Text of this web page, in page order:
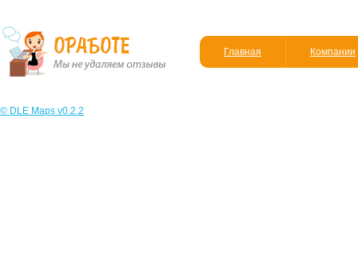
Главная Компании
© DLE Maps v0.2.2